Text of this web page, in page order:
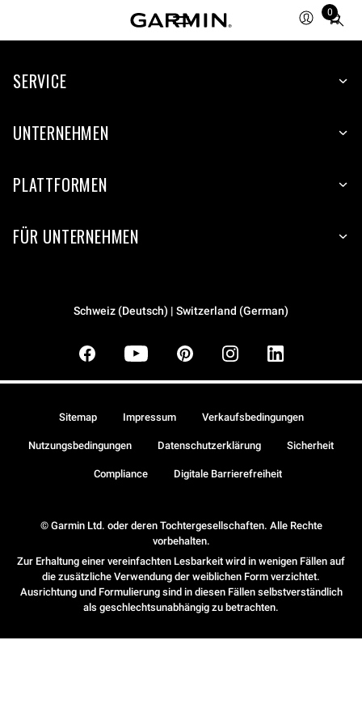
0
Total
items
cart:
SERVICE
UNTERNEHMEN
PLATTFORMEN
FÜR UNTERNEHMEN
Schweiz (Deutsch) | Switzerland (German)
© Garmin Ltd. oder deren Tochtergesellschaften. Alle Rechte
vorbehalten.
Zur Erhaltung einer vereinfachten Lesbarkeit wird in wenigen Fällen auf
die zusätzliche Verwendung der weiblichen Form verzichtet.
Ausrichtung und Formulierung sind in diesen Fällen selbstverständlich
als geschlechtsunabhängig zu betrachten.
Sitemap Impressum Verkaufsbedingungen
Nutzungsbedingungen Datenschutzerklärung Sicherheit
Compliance Digitale Barrierefreiheit